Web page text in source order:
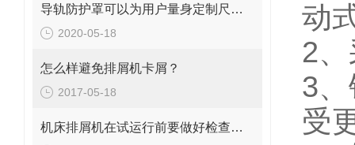
导轨防护罩可以为用户量身定制尺寸大小
2020-05-18
怎么样避免排屑机卡屑？
2017-05-18
机床排屑机在试运行前要做好检查工作
动
2
3
受